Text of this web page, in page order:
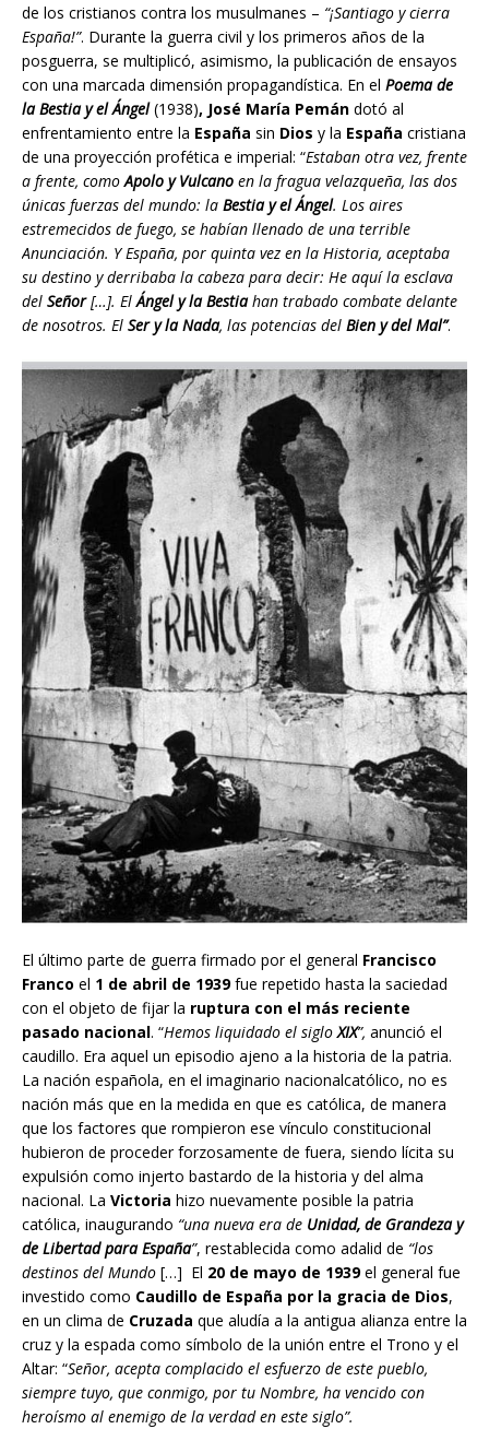
de los cristianos contra los musulmanes – “¡Santiago y cierra
España!”. Durante la guerra civil y los primeros años de la
posguerra, se multiplicó, asimismo, la publicación de ensayos
con una marcada dimensión propagandística. En el Poema de
la Bestia y el Ángel(1938), José María Pemán dotó al
enfrentamiento entre la España sin Dios y la España cristiana
de una proyección profética e imperial: “Estaban otra vez, frente
a frente, comoApolo y Vulcano en la fragua velazqueña, las dos
únicas fuerzas del mundo: la Bestia y el Ángel. Los aires
estremecidos de fuego, se habían llenado de una terrible
Anunciación. Y España, por quinta vez en la Historia, aceptaba
su destino y derribaba la cabeza para decir: He aquí la esclava
del Señor[…]. ElÁngel y la Bestiahan trabado combate delante
de nosotros. El Ser y la Nada, las potencias del Bien y del Mal”.
El último parte de guerra firmado por el general Francisco
Franco el 1 de abril de 1939fue repetido hasta la saciedad
con el objeto de fijar la ruptura con el más reciente
pasado nacional. “Hemos liquidado el siglo XIX”, anunció el
caudillo. Era aquel un episodio ajeno a la historia de la patria.
La nación española, en el imaginario nacionalcatólico, no es
nación más que en la medida en que es católica, de manera
que los factores que rompieron ese vínculo constitucional
hubieron de proceder forzosamente de fuera, siendo lícita su
expulsión como injerto bastardo de la historia y del alma
nacional. La Victoria hizo nuevamente posible la patria
católica, inaugurando “una nueva era de Unidad, de Grandeza y
de Libertad para España”, restablecida como adalid de “los
destinos del Mundo […] El 20 de mayo de 1939el general fue
investido como Caudillo de España por la gracia de Dios,
en un clima de Cruzada que aludía a la antigua alianza entre la
cruz y la espada como símbolo de la unión entre el Trono y el
Altar: “Señor, acepta complacido el esfuerzo de este pueblo,
siempre tuyo, que conmigo, por tu Nombre, ha vencido con
heroísmo al enemigo de la verdad en este siglo”.